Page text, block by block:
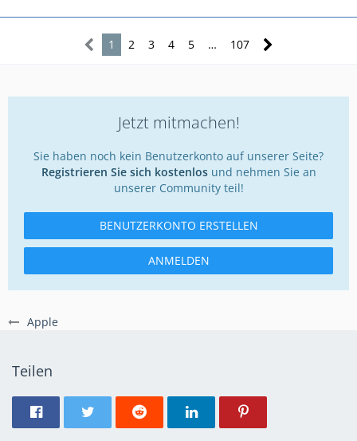
Apple
1 2 3 4 5 … 107
Jetzt mitmachen!
Sie haben noch kein Benutzerkonto auf unserer Seite?
Registrieren Sie sich kostenlosund nehmen Sie an
unserer Community teil!
BENUTZERKONTO ERSTELLEN
ANMELDEN
Teilen